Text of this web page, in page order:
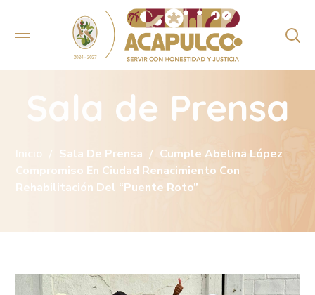
Sala de Prensa
Inicio Sala De Prensa
Cumple Abelina López
Compromiso En Ciudad Renacimiento Con
Rehabilitación Del “Puente Roto”